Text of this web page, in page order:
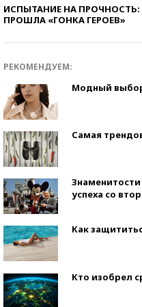
ИСПЫТАНИЕ НА ПРОЧНОСТЬ:
ПРОШЛА «ГОНКА ГЕРОЕВ»
РЕКОМЕНДУЕМ:
Модный
Самая
успеха со
Как
Кто изобрел